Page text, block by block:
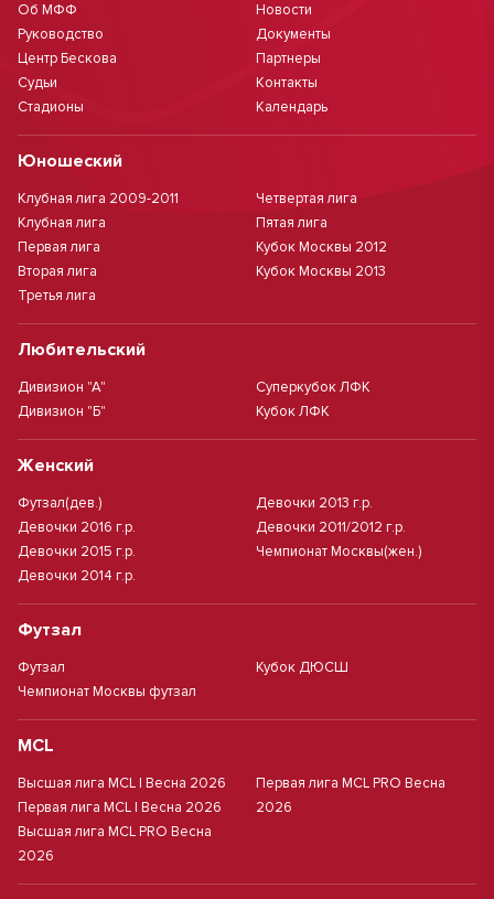
Об МФФ
Руководство
Центр Бескова
Судьи
Стадионы
Новости
Документы
Партнеры
Контакты
Календарь
Юношеский
Клубная лига 2009-2011
Клубная лига
Первая лига
Вторая лига
Третья лига
Четвертая лига
Пятая лига
Кубок Москвы 2012
Кубок Москвы 2013
Любительский
Дивизион "А"
Дивизион "Б"
Суперкубок ЛФК
Кубок ЛФК
Женский
Футзал(дев.)
Девочки 2016 г.р.
Девочки 2015 г.р.
Девочки 2014 г.р.
Девочки 2013 г.р.
Девочки 2011/2012 г.р.
Чемпионат Москвы(жен.)
Футзал
Футзал
Чемпионат Москвы футзал
Кубок ДЮСШ
MCL
Высшая лига MCL | Весна 2026
Первая лига MCL | Весна 2026
Высшая лига MCL PRO Весна
2026
Первая лига MCL PRO Весна
2026